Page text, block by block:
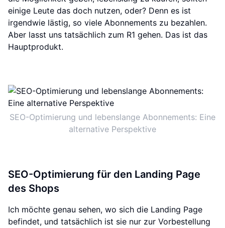
einige Leute das doch nutzen, oder? Denn es ist
irgendwie lästig, so viele Abonnements zu bezahlen.
Aber lasst uns tatsächlich zum R1 gehen. Das ist das
Hauptprodukt.
SEO-Optimierung und lebenslange Abonnements: Eine
alternative Perspektive
SEO-Optimierung für den Landing Page
des Shops
Ich möchte genau sehen, wo sich die Landing Page
befindet, und tatsächlich ist sie nur zur Vorbestellung